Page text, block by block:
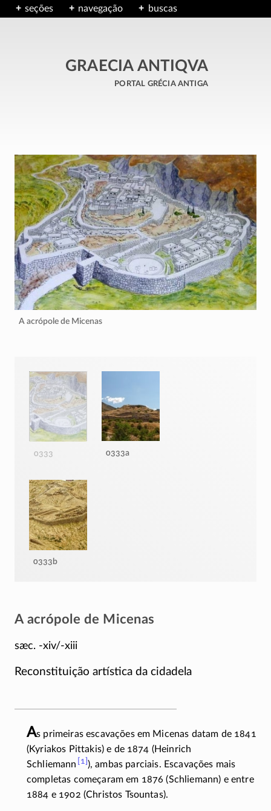
seções navegação buscas
GRAECIA ANTIQVA
portal grécia antiga
A acrópole de Micenas
0333 0333a
0333b
A acrópole de Micenas
sæc. -xiv/-xiii
Reconstituição artística da cidadela
As primeiras escavações em Micenas datam de 1841
(Kyriakos Pittakis) e de 1874 (Heinrich
Schliemann
[1] ), ambas parciais. Escavações mais
completas começaram em 1876 (Schliemann) e entre
1884 e 1902 (Christos Tsountas).